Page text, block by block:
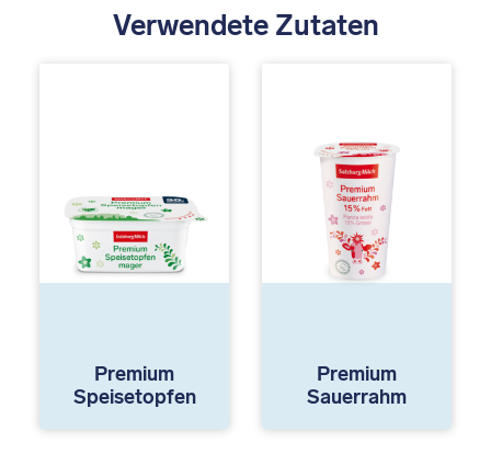
Verwendete Zutaten
Premium
Speisetopfen
Premium
Sauerrahm